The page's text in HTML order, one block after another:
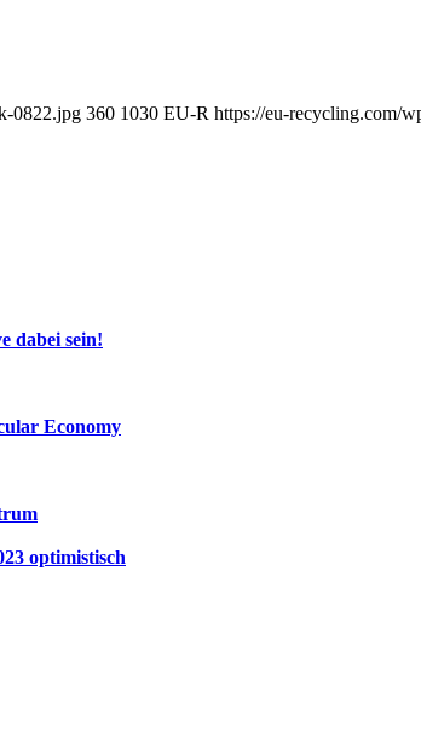
0822.jpg 360 1030 EU-R https://eu-recycling.com/
dabei sein!
Economy
optimistisch